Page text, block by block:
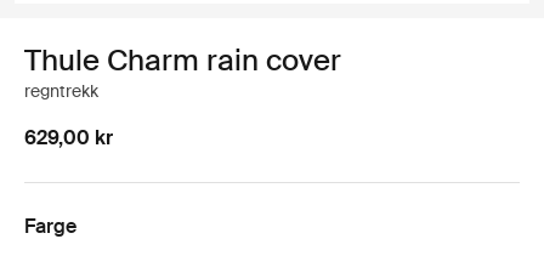
Thule Charm rain cover
regntrekk
629,00 kr
Farge